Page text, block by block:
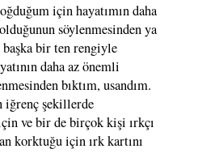
için hayatımın daha
söylenmesinden ya
bir ten rengiyle
daha az önemli
bıktım, usandım.
iğrenç şekillerde
ve bir de birçok kişi ırkçı
korktuğu için ırk kartını